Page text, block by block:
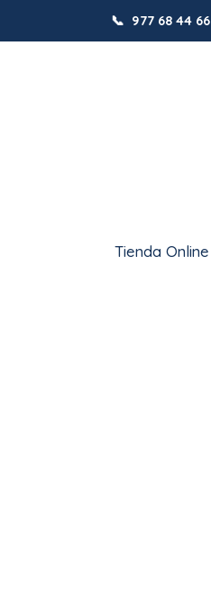
📞 977 68 44 66
Tienda Online